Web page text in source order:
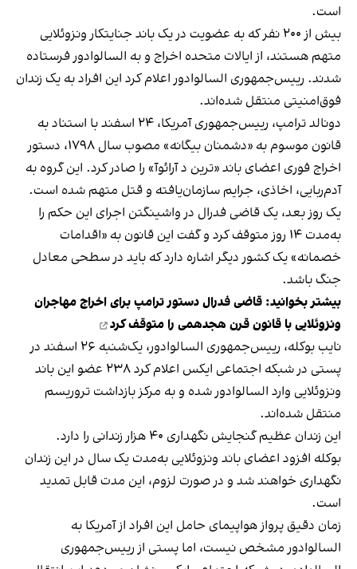
است.
بیش از ۲۰۰ نفر که به عضویت در یک باند جنایتکار ونزوئلایی
متهم هستند، از ایالات متحده اخراج و به السالوادور فرستاده
شدند. رییس‌جمهوری السالوادور اعلام کرد این افراد به یک زندان
فوق‌امنیتی منتقل شده‌اند.
دونالد ترامپ، رییس‌جمهوری آمریکا، ۲۴ اسفند با استناد به
قانون موسوم به «دشمنان بیگانه» مصوب سال ۱۷۹۸، دستور
اخراج فوری اعضای باند «ترین د آرائوآ» را صادر کرد. این گروه به
آدم‌ربایی، اخاذی، جرایم سازمان‌یافته و قتل‌ متهم شده است.
یک روز بعد، یک قاضی فدرال در واشینگتن اجرای این حکم را
به‌مدت ۱۴ روز متوقف کرد و گفت این قانون به «اقدامات
خصمانه» یک کشور دیگر اشاره دارد که باید در سطحی معادل
جنگ باشد.
بیشتر بخوانید: قاضی فدرال دستور ترامپ برای اخراج مهاجران
ونزوئلایی با قانون قرن هجدهمی را متوقف کرد
نایب بوکله، رییس‌جمهوری السالوادور، یک‌شنبه ۲۶ اسفند در
پستی در شبکه اجتماعی ایکس اعلام کرد ۲۳۸ عضو این باند
ونزوئلایی وارد السالوادور شده و به مرکز بازداشت تروریسم
منتقل شده‌اند.
این زندان عظیم گنجایش نگهداری ۴۰ هزار زندانی را دارد.
بوکله افزود اعضای باند ونزوئلایی به‌مدت یک سال در این زندان
نگهداری خواهند شد و در صورت لزوم، این مدت قابل تمدید
است.
زمان دقیق پرواز هواپیمای حامل این افراد از آمریکا به
السالوادور مشخص نیست، اما پستی از رییس‌جمهوری